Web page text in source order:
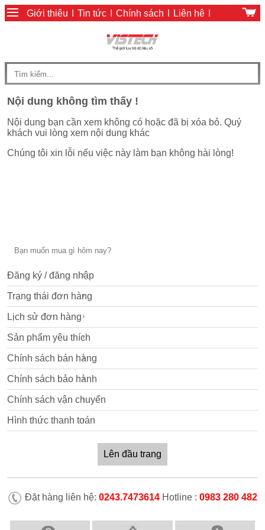
Giới thiệu Tin tức Chính sách Liên hệ
Giỏ hàng|Chính sách thanh toán
Nội dung không tìm thấy !
Nội dung bạn cần xem không có hoặc đã bị xóa bỏ. Quý
khách vui lòng xem nội dung khác
Chúng tôi xin lỗi nếu việc này làm bạn không hài lòng!
Đăng ký / đăng nhập
Trạng thái đơn hàng
Lịch sử đơn hàng
Sản phẩm yêu thích
Chính sách bán hàng
Chính sách bảo hành
Chính sách vận chuyển
Hình thức thanh toán
Lên đầu trang
Đặt hàng liên hệ:0243.7473614 Hotline :0983 280 482